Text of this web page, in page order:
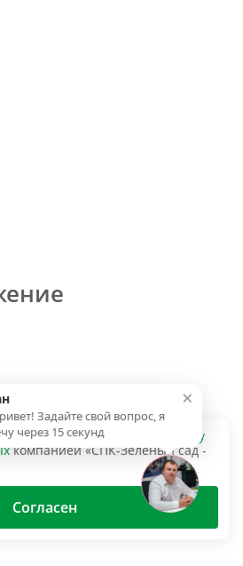
даёте согласие на
обработку
компанией «СПК-Зеленый сад -
Согласен
×
Задайте свой вопрос, я
через 15 секунд